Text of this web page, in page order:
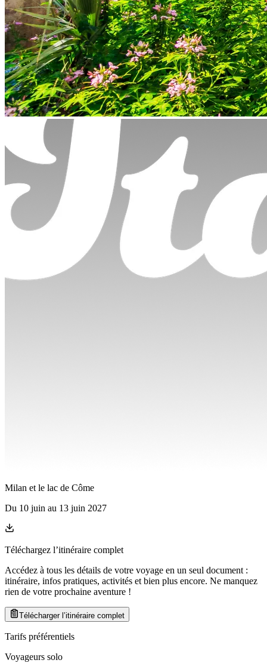
Milan et le lac de Côme
Du 10 juin au 13 juin 2027
Téléchargez l’itinéraire complet
Accédez à tous les détails de votre voyage en un seul document :
itinéraire, infos pratiques, activités et bien plus encore. Ne manquez
rien de votre prochaine aventure !
Télécharger l’itinéraire complet
Tarifs préférentiels
Voyageurs solo